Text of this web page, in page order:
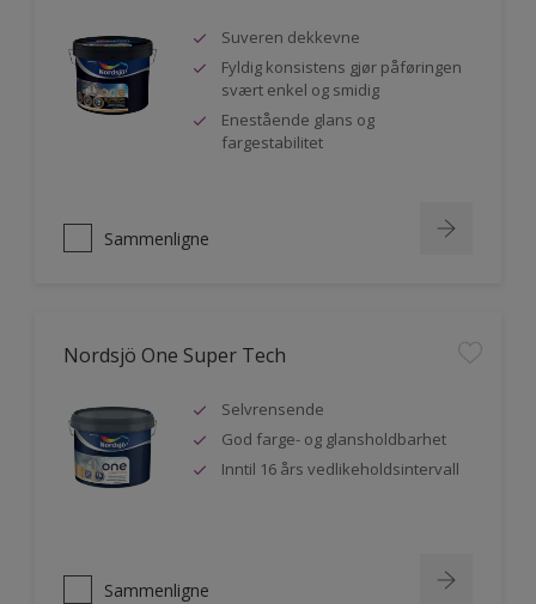
Suveren dekkevne
Fyldig konsistens gjør påføringen
svært enkel og smidig
Enestående glans og
fargestabilitet
Sammenligne
Nordsjö One Super Tech
Selvrensende
God farge- og glansholdbarhet
Inntil 16 års vedlikeholdsintervall
Sammenligne